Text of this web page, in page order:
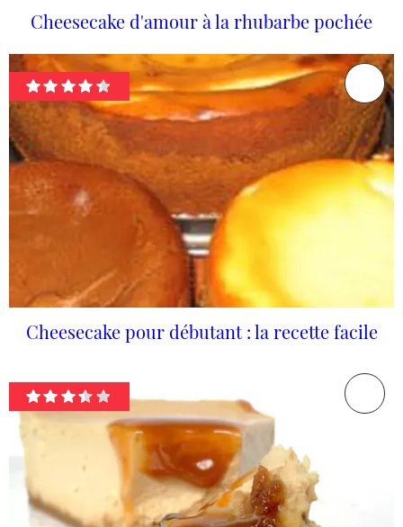
Cheesecake d'amour à la rhubarbe pochée
Cheesecake pour débutant : la recette facile